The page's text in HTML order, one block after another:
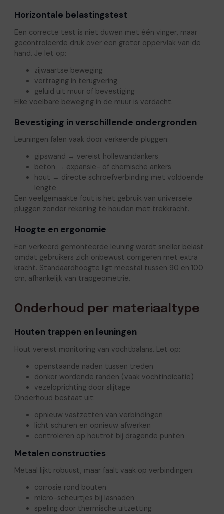
Horizontale belastingstest
Een correcte test is niet duwen met één vinger, maar
gecontroleerde druk over een groter oppervlak van de
hand. Je let op:
zijwaartse beweging
vertraging in terugvering
geluid uit muur of bevestiging
Elke voelbare beweging in de muur is verdacht.
Bevestiging in verschillende ondergronden
Leuningen falen vaak door verkeerde pluggen:
gipswand → vereist hollewandankers
beton → expansie- of chemische ankers
hout → directe schroefverbinding met voldoende
lengte
Een veelgemaakte fout is het gebruik van universele
pluggen zonder rekening te houden met trekkracht.
Hoogte en ergonomie
Een verkeerd gemonteerde leuning wordt sneller belast
omdat gebruikers zich onbewust corrigeren met extra
kracht. Standaardhoogte ligt meestal tussen 90 en 100
cm, afhankelijk van trapgeometrie.
Onderhoud per materiaaltype
Houten trappen en leuningen
Hout vereist monitoring van vochtbalans. Let op:
openstaande naden tussen treden
donker wordende randen (vaak vochtindicatie)
vezeloprichting door slijtage
Onderhoud bestaat uit:
opnieuw vastzetten van verbindingen
licht schuren en opnieuw afwerken
controleren op houtrot bij dragende punten
Metalen constructies
Metaal lijkt robuust, maar faalt vaak op verbindingen:
corrosie rond bouten
micro-scheurtjes bij lasnaden
speling door thermische uitzetting